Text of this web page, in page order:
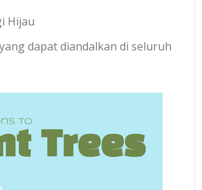
Hijau
dapat diandalkan di seluruh